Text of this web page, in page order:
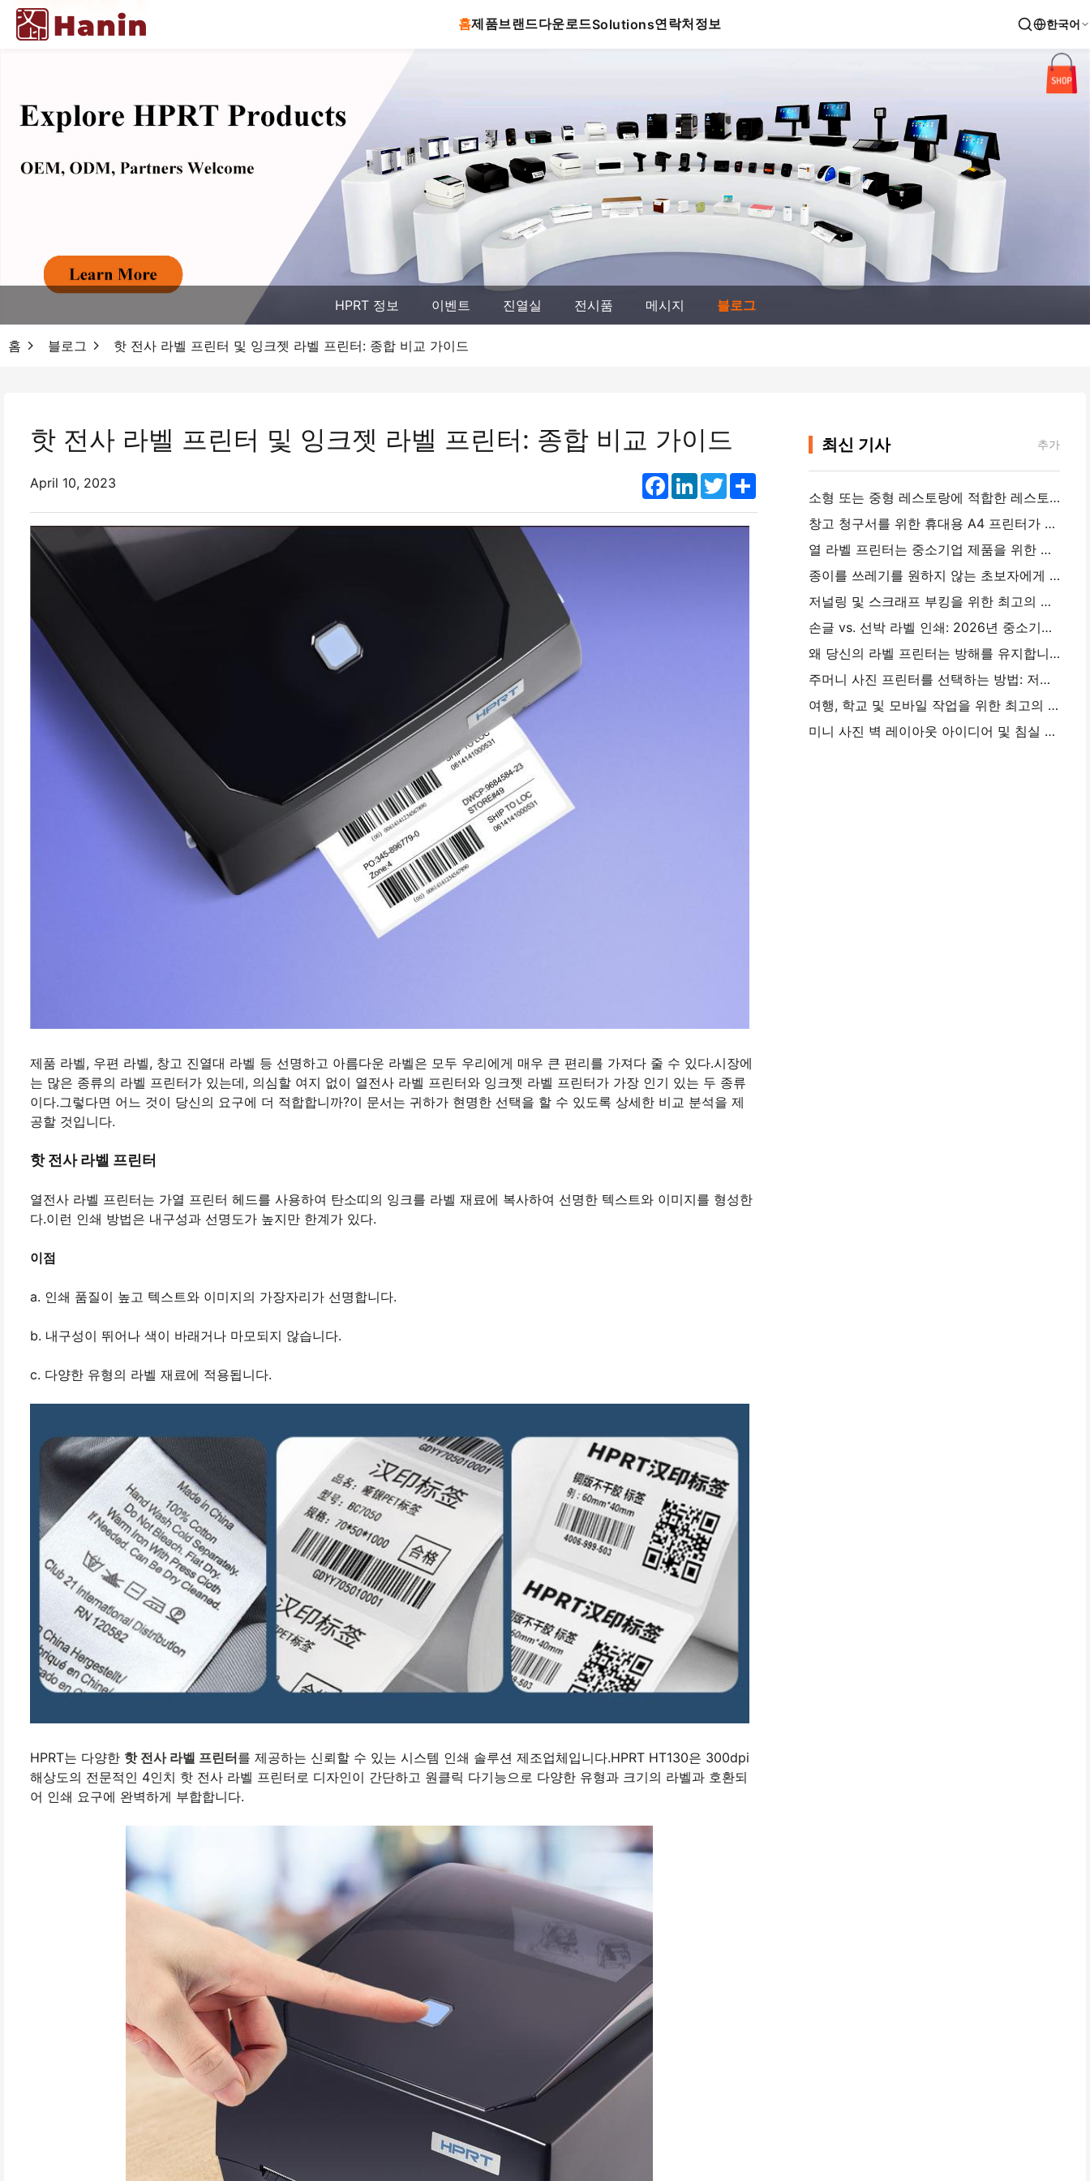
홈제품브랜드다운로드Solutions연락처 정보 한국어
HPRT 정보 이벤트 진열실 전시품 메시지 블로그
홈 블로그 핫 전사 라벨 프린터 및 잉크젯 라벨 프린터: 종합 비교 가이드
핫 전사 라벨 프린터 및 잉크젯 라벨 프린터: 종합 비교 가이드
April 10, 2023 Facebook
LinkedInTwitterShare
제품 라벨, 우편 라벨, 창고 진열대 라벨 등 선명하고 아름다운 라벨은 모두 우리에게 매우 큰 편리를 가져다 줄 수 있다.시장에
는 많은 종류의 라벨 프린터가 있는데, 의심할 여지 없이 열전사 라벨 프린터와 잉크젯 라벨 프린터가 가장 인기 있는 두 종류
이다.그렇다면 어느 것이 당신의 요구에 더 적합합니까?이 문서는 귀하가 현명한 선택을 할 수 있도록 상세한 비교 분석을 제
공할 것입니다.
핫 전사 라벨 프린터
열전사 라벨 프린터는 가열 프린터 헤드를 사용하여 탄소띠의 잉크를 라벨 재료에 복사하여 선명한 텍스트와 이미지를 형성한
다.이런 인쇄 방법은 내구성과 선명도가 높지만 한계가 있다.
이점
a. 인쇄 품질이 높고 텍스트와 이미지의 가장자리가 선명합니다.
b. 내구성이 뛰어나 색이 바래거나 마모되지 않습니다.
c. 다양한 유형의 라벨 재료에 적용됩니다.
HPRT는 다양한 핫 전사 라벨 프린터를 제공하는 신뢰할 수 있는 시스템 인쇄 솔루션 제조업체입니다.HPRT HT130은 300dpi
해상도의 전문적인 4인치 핫 전사 라벨 프린터로 디자인이 간단하고 원클릭 다기능으로 다양한 유형과 크기의 라벨과 호환되
어 인쇄 요구에 완벽하게 부합합니다.
최신 기사 추가
소형 또는 중형 레스토랑에 적합한 레스토랑 소프트웨어를 선택하는 방법
창고 청구서를 위한 휴대용 A4 프린터가 필요합니까?실제로 작동하는 것
열 라벨 프린터는 중소기업 제품을 위한 방수 라벨을 만들 수 있습니까?
종이를 쓰레기를 원하지 않는 초보자에게 최고의 인스턴트 카메라
저널링 및 스크래프 부킹을 위한 최고의 색상 라벨 메이커: 모든 페이지에 더 많은 색상을 추가
손글 vs. 선박 라벨 인쇄: 2026년 중소기업을 위한 팁
왜 당신의 라벨 프린터는 방해를 유지합니까?
주머니 사진 프린터를 선택하는 방법: 저널링, 여행 및 iPhone 사용자를 위한 완전한 가이드
여행, 학교 및 모바일 작업을 위한 최고의 잉크리스 휴대용 프린터: Hanin MT620 Pro 리뷰
미니 사진 벽 레이아웃 아이디어 및 침실 및 기숙사 장식에 대한 팁